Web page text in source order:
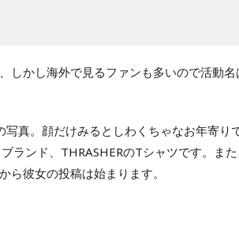
しかし海外で見るファンも多いので活動
真。顔だけみるとしわくちゃなお年寄り
ランド、THRASHERのTシャツです。ま
ら彼女の投稿は始まります。